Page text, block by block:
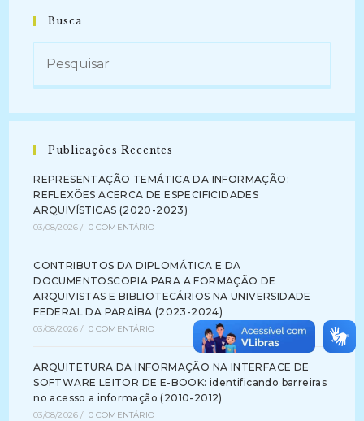
Busca
Publicações Recentes
REPRESENTAÇÃO TEMÁTICA DA INFORMAÇÃO:
REFLEXÕES ACERCA DE ESPECIFICIDADES
ARQUIVÍSTICAS (2020-2023)
03/08/2026 / 0 COMENTÁRIO
CONTRIBUTOS DA DIPLOMÁTICA E DA
DOCUMENTOSCOPIA PARA A FORMAÇÃO DE
ARQUIVISTAS E BIBLIOTECÁRIOS NA UNIVERSIDADE
FEDERAL DA PARAÍBA (2023-2024)
03/08/2026 / 0 COMENTÁRIO
ARQUITETURA DA INFORMAÇÃO NA INTERFACE DE
SOFTWARE LEITOR DE E-BOOK: identificando barreiras
no acesso a informação (2010-2012)
03/08/2026 / 0 COMENTÁRIO